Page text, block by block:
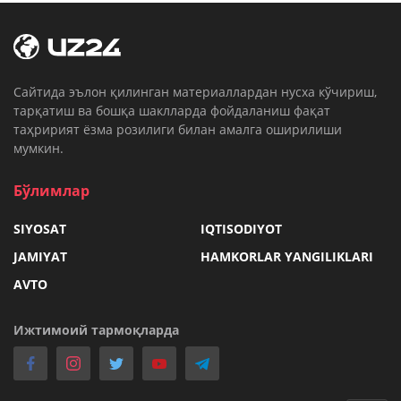
Cайтида эълон қилинган материаллардан нусха кўчириш,
тарқатиш ва бошқа шаклларда фойдаланиш фақат
таҳририят ёзма розилиги билан амалга оширилиши
мумкин.
Бўлимлар
SIYOSAT
IQTISODIYOT
JAMIYAT
HAMKORLAR YANGILIKLARI
AVTO
Ижтимоий тармоқларда